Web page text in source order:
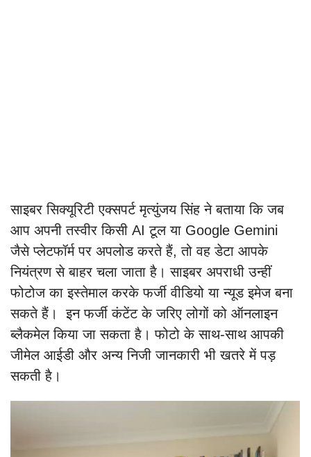
साइबर सिक्यूरिटी एक्सपर्ट मृत्युंजय सिंह ने बताया कि जब
आप अपनी तस्वीर किसी AI टूल या Google Gemini
जैसे प्लेटफॉर्म पर अपलोड करते हैं, तो वह डेटा आपके
नियंत्रण से बाहर चला जाता है। साइबर अपराधी उन्हीं
फोटोज का इस्तेमाल करके फर्जी वीडियो या न्यूड इमेज बना
सकते हैं। इन फर्जी कंटेंट के जरिए लोगों को ऑनलाइन
ब्लैकमेल किया जा सकता है। फोटो के साथ-साथ आपकी
जीमेल आईडी और अन्य निजी जानकारी भी खतरे में पड़
सकती है।